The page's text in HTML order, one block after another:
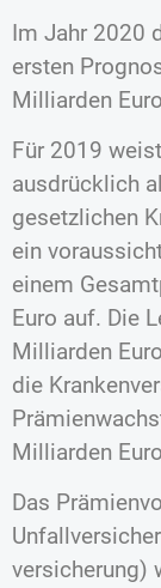
Im Jahr 2020
ersten
Milliarden
Für 2019
ausdrücklich
gesetzlichen
ein
einem
Euro auf. Die
Milliarden
die
Milliarden
Das
versicherung)